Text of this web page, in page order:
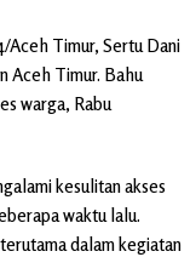
Aceh Timur, Sertu Dani
Aceh Timur. Bahu
warga, Rabu
kesulitan akses
waktu lalu.
dalam kegiatan